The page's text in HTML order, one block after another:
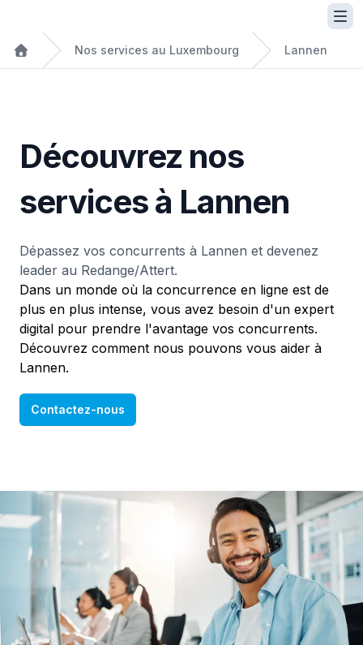
Nos services au Luxembourg Lannen
Découvrez nos
services à Lannen
Dépassez vos concurrents à Lannen et devenez
leader au Redange/Attert.
Dans un monde où la concurrence en ligne est de
plus en plus intense, vous avez besoin d'un expert
digital pour prendre l'avantage vos concurrents.
Découvrez comment nous pouvons vous aider à
Lannen.
Contactez-nous